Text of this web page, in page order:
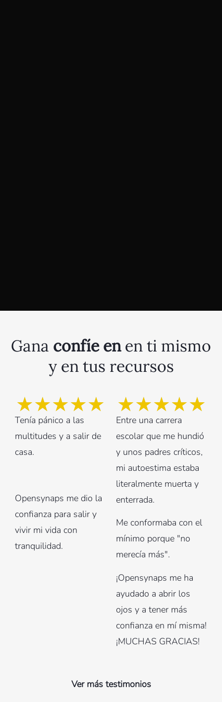
Gana confíe enen ti mismo
y en tus recursos
★★★★★
Tenía pánico a las
multitudes y a salir de
casa.
Opensynaps me dio la
confianza para salir y
vivir mi vida con
tranquilidad.
★★★★★
Entre una carrera
escolar que me hundió
y unos padres críticos,
mi autoestima estaba
literalmente muerta y
enterrada.
Me conformaba con el
mínimo porque "no
merecía más".
¡Opensynaps me ha
ayudado a abrir los
ojos y a tener más
confianza en mí misma!
¡MUCHAS GRACIAS!
Ver más testimonios